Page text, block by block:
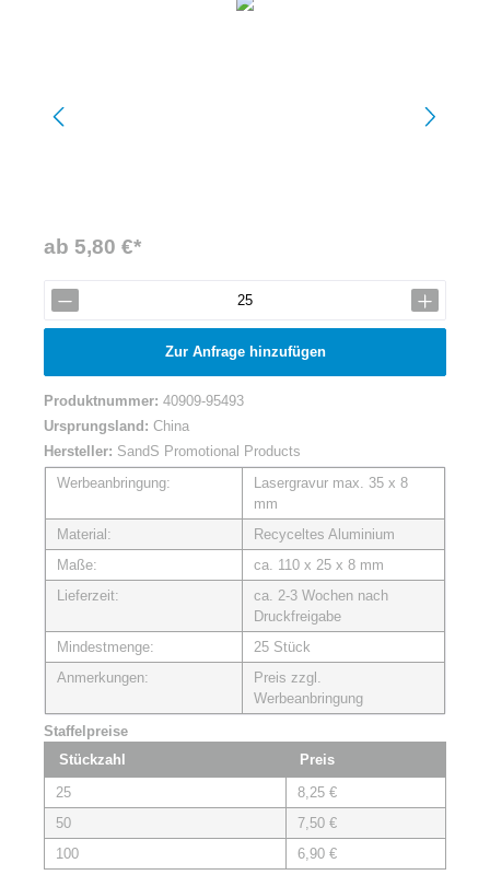
ab 5,80 €*
Zur Anfrage hinzufügen
Produktnummer: 40909-95493
Ursprungsland: China
Hersteller: SandS Promotional Products
Werbeanbringung:
Lasergravur max. 35 x 8
mm
Material:
Recyceltes Aluminium
Maße:
ca. 110 x 25 x 8 mm
Lieferzeit:
ca. 2-3 Wochen nach
Druckfreigabe
Mindestmenge:
25 Stück
Anmerkungen:
Preis zzgl.
Werbeanbringung
Staffelpreise
Stückzahl
Preis
25
8,25 €
50
7,50 €
100
6,90 €